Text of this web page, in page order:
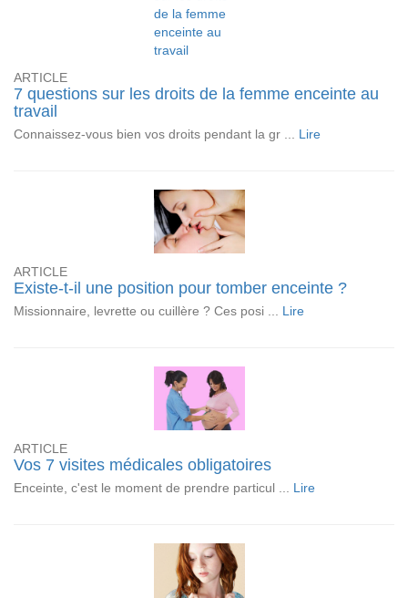
ARTICLE
7 questions sur les droits de la femme enceinte au
travail
Connaissez-vous bien vos droits pendant la gr ... Lire
ARTICLE
Existe-t-il une position pour tomber enceinte ?
Missionnaire, levrette ou cuillère ? Ces posi ... Lire
ARTICLE
Vos 7 visites médicales obligatoires
Enceinte, c'est le moment de prendre particul ... Lire